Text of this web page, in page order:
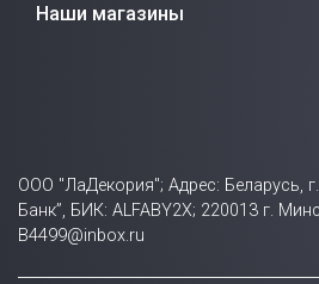
Наши магазины
ООО "ЛаДекория"; Адрес: Беларусь,
Банк”, БИК: ALFABY2X; 220013 г.
B4499@inbox.ru